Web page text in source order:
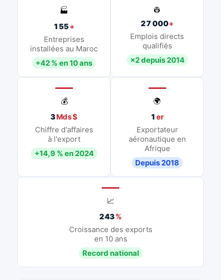
🏭
155+
Entreprises
installées au Maroc
+42 % en 10 ans
👷
27 000+
Emplois directs
qualifiés
×2 depuis 2014
💰
3Mds $
Chiffre d'affaires
à l'export
+14,9 % en 2024
🌍
1 er
Exportateur
aéronautique en
Afrique
Depuis 2018
📈
243%
Croissance des exports
en 10 ans
Record national